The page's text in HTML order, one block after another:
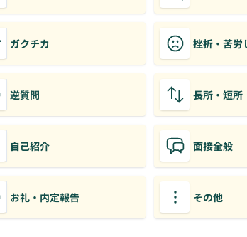
ガクチカ 挫折・苦労
逆質問 長所・短所
自己紹介 面接全般
お礼・内定報告 その他